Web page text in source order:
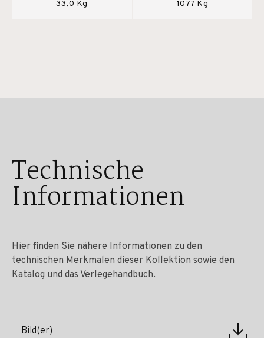
33,0 Kg 1077 Kg
Technische
Informationen
Hier finden Sie nähere Informationen zu den
technischen Merkmalen dieser Kollektion sowie den
Katalog und das Verlegehandbuch.
Bild(er)